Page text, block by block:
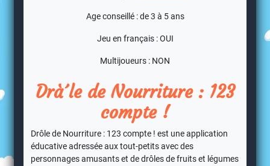
Age conseillé : de 3 à 5 ans
Jeu en français : OUI
Multijoueurs : NON
Drà´le de Nourriture : 123
compte !
Drôle de Nourriture : 123 compte ! est une application
éducative adressée aux tout-petits avec des
personnages amusants et de drôles de fruits et légumes